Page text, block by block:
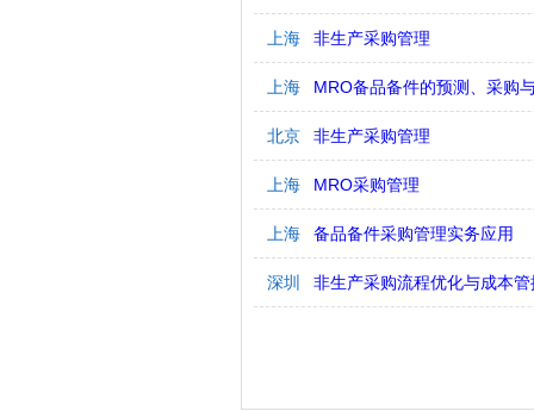
上海 非生产采购管理
上海 MRO备品备件的预测、采购
北京 非生产采购管理
上海 MRO采购管理
上海 备品备件采购管理实务应用
深圳 非生产采购流程优化与成本管